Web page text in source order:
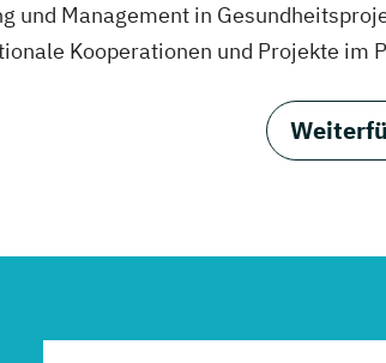
und Management in
Kooperationen und Projekte im